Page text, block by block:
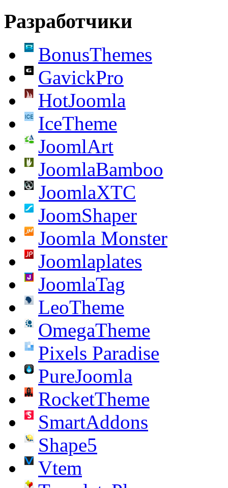
Разработчики
BonusThemes
GavickPro
HotJoomla
IceTheme
JoomlArt
JoomlaBamboo
JoomlaXTC
JoomShaper
Joomla Monster
Joomlaplates
JoomlaTag
LeoTheme
OmegaTheme
Pixels Paradise
PureJoomla
RocketTheme
SmartAddons
Shape5
Vtem